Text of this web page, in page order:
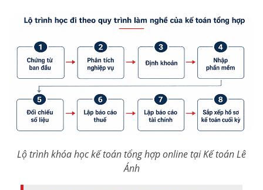
Lộ trình khóa học kế toán tổng hợp online tại Kế toán Lê
Ánh